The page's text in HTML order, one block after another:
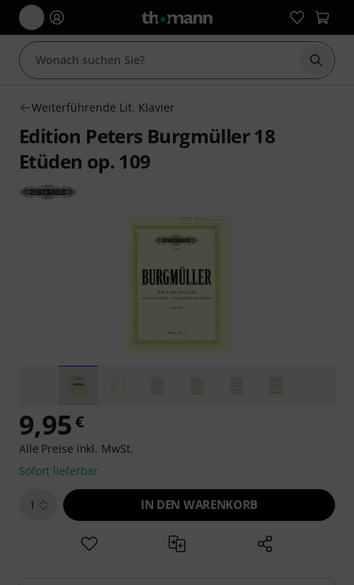
Suche
Weiterführende Lit. Klavier
Edition Peters Burgmüller 18
Etüden op. 109
9,95€
Alle Preise inkl. MwSt.
Sofort lieferbar
1 IN DEN WARENKORB